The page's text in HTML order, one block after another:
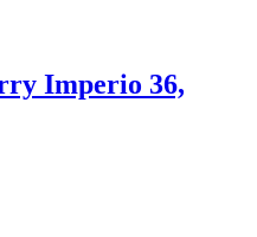
Imperio 36,